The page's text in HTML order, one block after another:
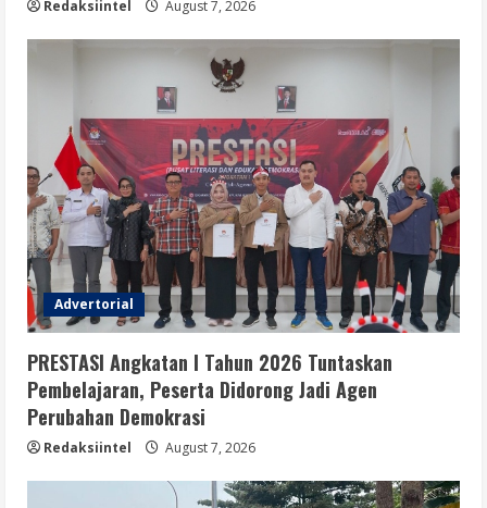
Redaksiintel August 7, 2026
Advertorial
PRESTASI Angkatan I Tahun 2026 Tuntaskan
Pembelajaran, Peserta Didorong Jadi Agen
Perubahan Demokrasi
Redaksiintel August 7, 2026